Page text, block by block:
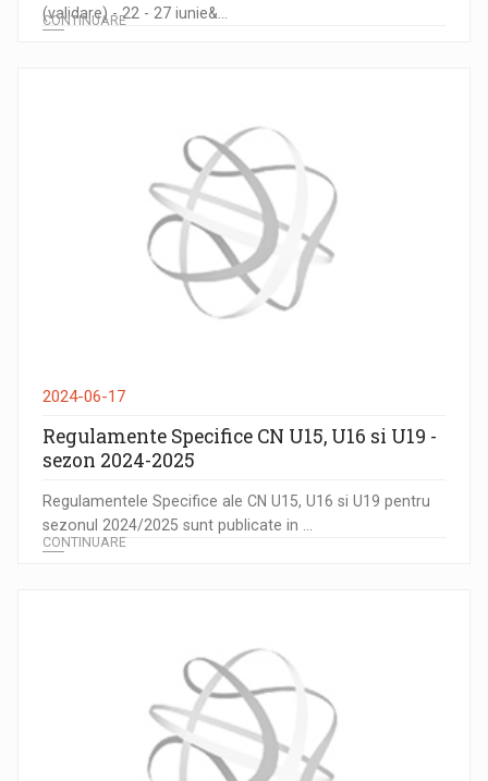
(validare) - 22 - 27 iunie&...
CONTINUARE
2024-06-17
Regulamente Specifice CN U15, U16 si U19 -
sezon 2024-2025
Regulamentele Specifice ale CN U15, U16 si U19 pentru
sezonul 2024/2025 sunt publicate in ...
CONTINUARE